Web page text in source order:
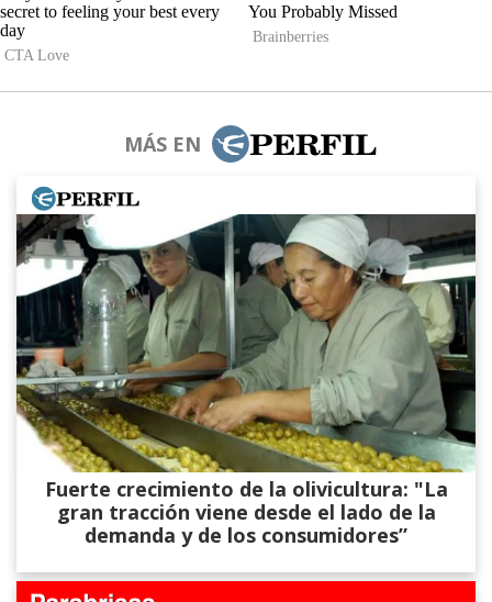
MÁS EN
Fuerte crecimiento de la olivicultura: "La
gran tracción viene desde el lado de la
demanda y de los consumidores”